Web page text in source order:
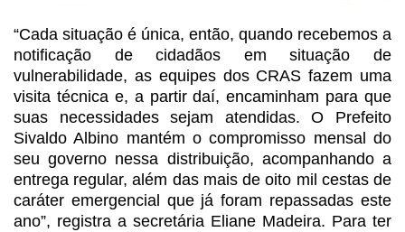
“Cada situação é única, então, quando recebemos a
notificação de cidadãos em situação de
vulnerabilidade, asequipes dos CRAS fazem uma
visita técnica e, a partir daí, encaminham para que
suas necessidades sejam atendidas. O Prefeito
Sivaldo Albino mantém o compromisso mensal do
seu governo nessa distribuição, acompanhando a
entrega regular, além das mais de oito mil cestas de
caráter emergencial que já foram repassadas este
ano”, registra a secretária Eliane Madeira. Para ter